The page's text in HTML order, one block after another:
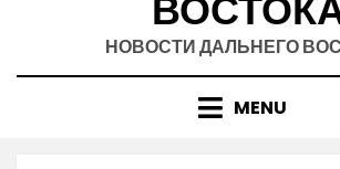
НОВОСТИ ДАЛЬНЕГО
MENU